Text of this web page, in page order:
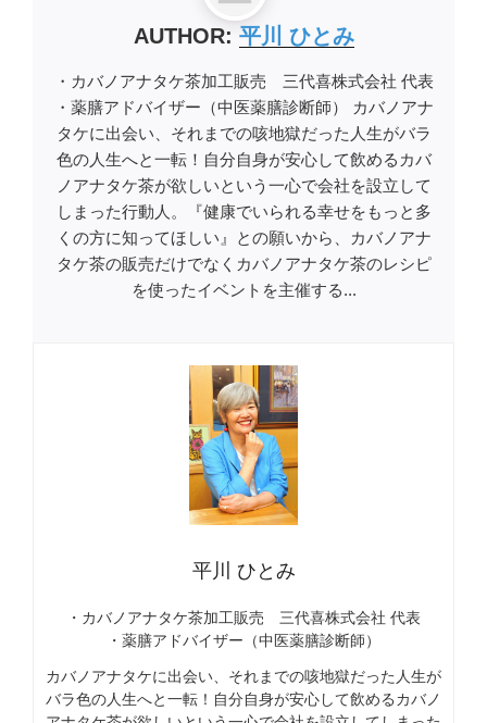
AUTHOR: 平川 ひとみ
・カバノアナタケ茶加工販売 三代喜株式会社 代表
・薬膳アドバイザー（中医薬膳診断師） カバノアナ
タケに出会い、それまでの咳地獄だった人生がバラ
色の人生へと一転！自分自身が安心して飲めるカバ
ノアナタケ茶が欲しいという一心で会社を設立して
しまった行動人。『健康でいられる幸せをもっと多
くの方に知ってほしい』との願いから、カバノアナ
タケ茶の販売だけでなくカバノアナタケ茶のレシピ
を使ったイベントを主催する...
平川 ひとみ
・カバノアナタケ茶加工販売 三代喜株式会社 代表
・薬膳アドバイザー（中医薬膳診断師）
カバノアナタケに出会い、それまでの咳地獄だった人生が
バラ色の人生へと一転！自分自身が安心して飲めるカバノ